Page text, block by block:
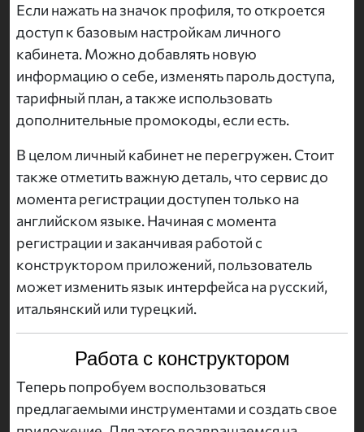
Если нажать на значок профиля, то откроется
доступ к базовым настройкам личного
кабинета. Можно добавлять новую
информацию о себе, изменять пароль доступа,
тарифный план, а также использовать
дополнительные промокоды, если есть.
В целом личный кабинет не перегружен. Стоит
также отметить важную деталь, что сервис до
момента регистрации доступен только на
английском языке. Начиная с момента
регистрации и заканчивая работой с
конструктором приложений, пользователь
может изменить язык интерфейса на русский,
итальянский или турецкий.
Работа с конструктором
Теперь попробуем воспользоваться
предлагаемыми инструментами и создать свое